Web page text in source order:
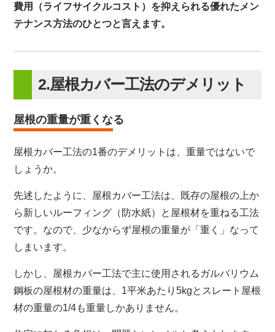
費用（ライフサイクルコスト）を抑えられる優れたメン
テナンス方法のひとつと言えます。
2.屋根カバー工法のデメリット
屋根の重量が重くなる
屋根カバー工法の1番のデメリットは、重量ではないで
しょうか。
先述したように、屋根カバー工法は、既存の屋根の上か
ら新しいルーフィング（防水紙）と屋根材を重ねる工法
です。なので、少なからず屋根の重量が「重く」なって
しまいます。
しかし、屋根カバー工法で主に使用されるガルバリウム
鋼板の屋根材の重量は、1平米あたり5kgとスレート屋根
材の重量の1/4も重量しかありません。